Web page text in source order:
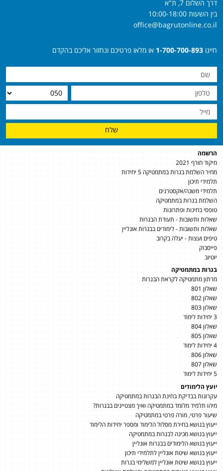
דרך השלום 7, ת"א
בין השעות 10:00-18:00
office@bagrutonline.co.il
חייגו 1-700-700-893 או מלאו פרטיכם ונחזור אליכם בהקדם
שלח
הרשמה
מיקוד חורף 2021
מחיר השלמת בגרות במתמטיקה 5 יחידות
תלמידי תיכון
תלמידי משנה/אקסטרנים
השלמת בגרות במתמטיקה
טופסי בחינות ופתרונות
שאלות ותשובות - תעודת הבגרות
שאלות ותשובות - לימודים בבגרות אונליין
טיפים ועצות - יעלה בקרוב
פייסבוק
יוטיוב
בגרות במתמטיקה
מרתון מתמטיקה לקראת הבגרות
שאלון 801
שאלון 802
שאלון 803
3 יחידות לימוד
שאלון 804
שאלון 805
4 יחידות לימוד
שאלון 806
שאלון 807
5 יחידות לימוד
יועץ הלימודים
עקרונות בבדיקת בחינת הבגרות במתמטיקה
מיהו תלמיד מלומד במתמטיקה ואיך מצטיינים בבגרות?
שיעור פרטי, מורה פרטי במתמטיקה
ייעוץ בנושא בחירת מסלול הלימוד ומספר יחידות הלימוד
ייעוץ בנושא מכינה לבגרות במתמטיקה
ייעוץ בנושא הלימודים בבגרות אונליין
ייעוץ בנושא שיטת אונליין לתלמידי תיכון
ייעוץ בנושא שיטת אונליין למשלימי בגרות